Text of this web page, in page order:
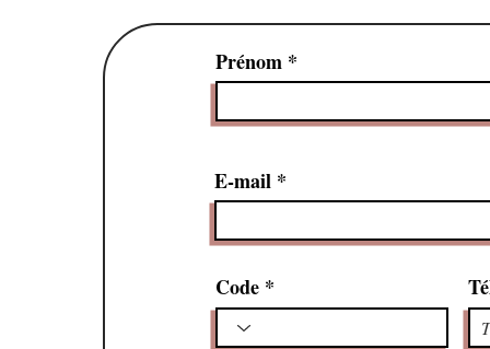
Prénom
E-mail
Code